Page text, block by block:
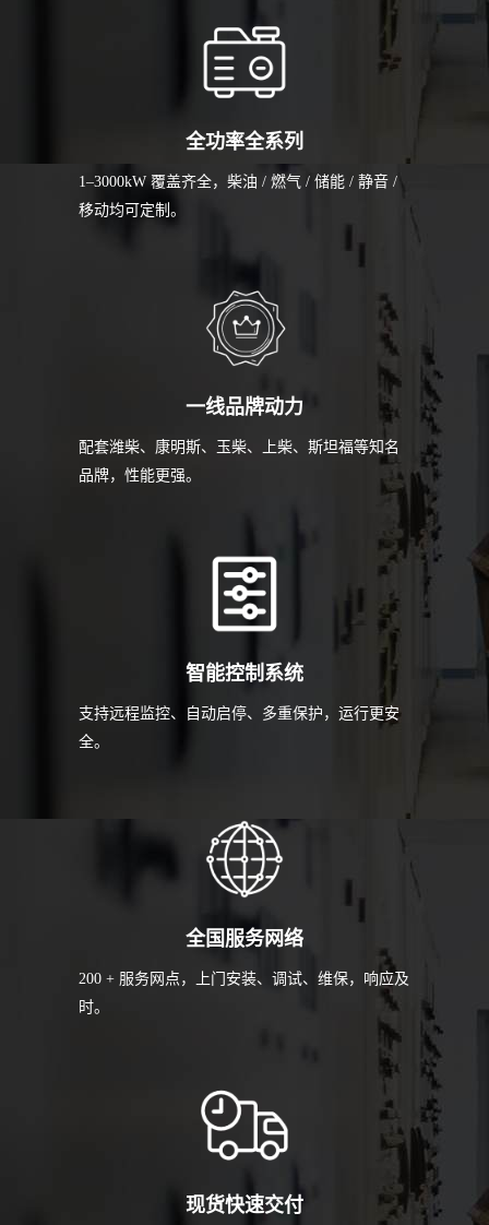
全功率全系列
1–3000kW 覆盖齐全，柴油 / 燃气 / 储能 / 静音 /
移动均可定制。
一线品牌动力
配套潍柴、康明斯、玉柴、上柴、斯坦福等知名
品牌，性能更强。
智能控制系统
支持远程监控、自动启停、多重保护，运行更安
全。
全国服务网络
200 + 服务网点，上门安装、调试、维保，响应及
时。
现货快速交付